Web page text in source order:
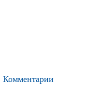
Комментарии